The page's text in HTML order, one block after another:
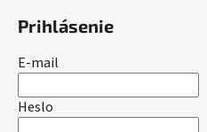
Prihlásenie
E-mail
Heslo